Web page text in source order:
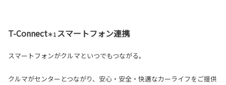
T-Connect＊1スマートフォン連携
スマートフォンがクルマといつでもつながる。
クルマがセンターとつながり、安心・安全・快適なカーライフをご提供